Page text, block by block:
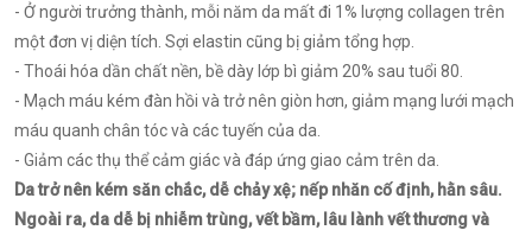
- Ở người trưởng thành, mỗi năm da mất đi 1% lượng collagen trên
một đơn vị diện tích. Sợi elastin cũng bị giảm tổng hợp.
- Thoái hóa dần chất nền, bề dày lớp bì giảm 20% sau tuổi 80.
- Mạch máu kém đàn hồi và trở nên giòn hơn, giảm mạng lưới mạch
máu quanh chân tóc và các tuyến của da.
- Giảm các thụ thể cảm giác và đáp ứng giao cảm trên da.
Da trở nên kém săn chắc, dễ chảy xệ; nếp nhăn cố định, hằn sâu.
Ngoài ra, da dễ bị nhiễm trùng, vết bầm, lâu lành vết thương và